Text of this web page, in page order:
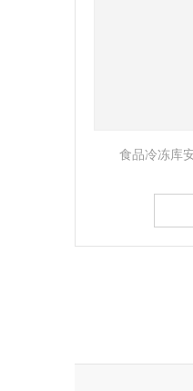
冷冻库设计